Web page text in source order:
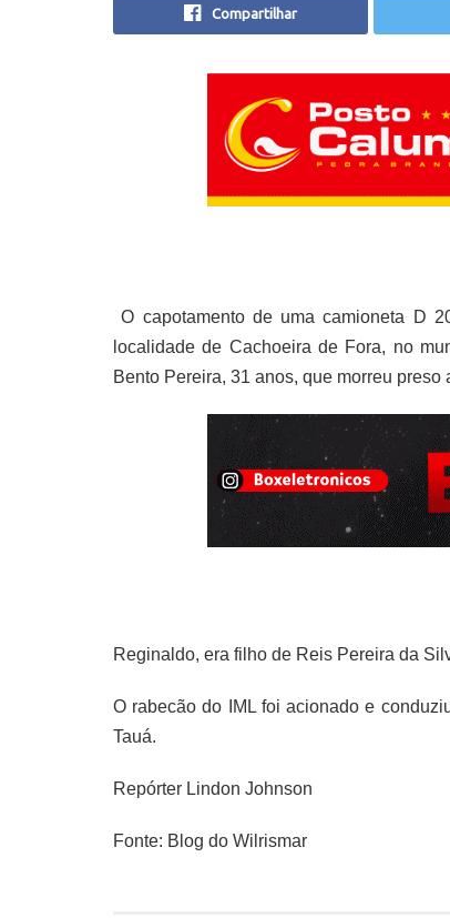
Compartilhar
O capotamento de uma camioneta D
localidade de Cachoeira de Fora, no
Bento Pereira, 31 anos, que morreu
Reginaldo, era filho de Reis Pereira da
O rabecão do IML foi acionado e
Tauá.
Repórter Lindon Johnson
Fonte: Blog do Wilrismar